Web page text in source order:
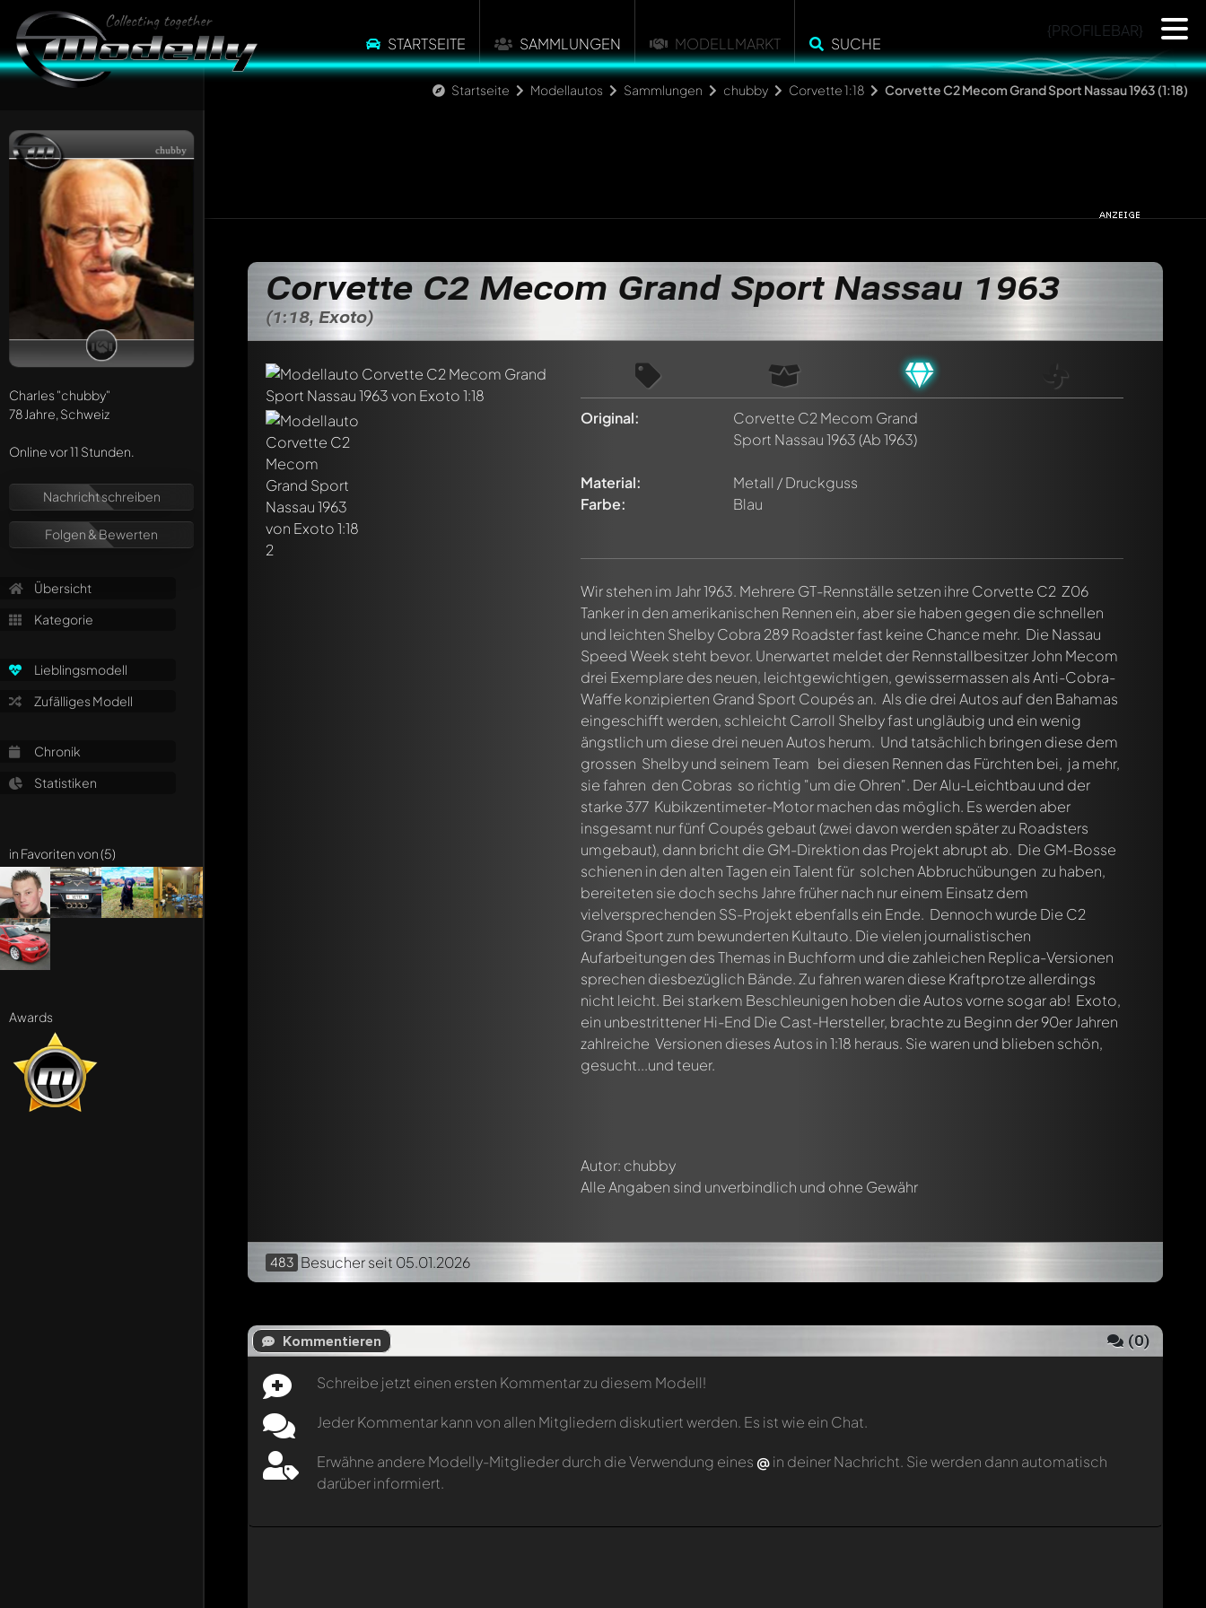
STARTSEITE SAMMLUNGEN MODELLMARKT SUCHE
{PROFILEBAR}
Startseite Modellautos Sammlungen chubby Corvette 1:18 Corvette C2 Mecom Grand Sport Nassau 1963 (1:18)
chubby
Charles "chubby"
78 Jahre, Schweiz
Online vor 11 Stunden.
Nachricht schreiben
Folgen & Bewerten
Übersicht
Kategorie
Lieblingsmodell
Zufälliges Modell
Chronik
Statistiken
in Favoriten von (5)
Awards
Corvette C2 Mecom Grand Sport Nassau 1963
(1:18, Exoto)
Original:
Corvette C2 Mecom Grand
Sport Nassau 1963(Ab 1963)
Material:
Metall / Druckguss
Farbe:
Blau
Wir stehen im Jahr 1963. Mehrere GT-Rennställe setzen ihre Corvette C2 Z06
Tanker in den amerikanischen Rennen ein, aber sie haben gegen die schnellen
und leichten Shelby Cobra 289 Roadster fast keine Chance mehr. Die Nassau
Speed Week steht bevor. Unerwartet meldet der Rennstallbesitzer John Mecom
drei Exemplare des neuen, leichtgewichtigen, gewissermassen als Anti-Cobra-
Waffe konzipierten Grand Sport Coupés an. Als die drei Autos auf den Bahamas
eingeschifft werden, schleicht Carroll Shelby fast ungläubig und ein wenig
ängstlich um diese drei neuen Autos herum. Und tatsächlich bringen diese dem
grossen Shelby und seinem Team bei diesen Rennen das Fürchten bei, ja mehr,
sie fahren den Cobras so richtig "um die Ohren". Der Alu-Leichtbau und der
starke 377 Kubikzentimeter-Motor machen das möglich. Es werden aber
insgesamt nur fünf Coupés gebaut (zwei davon werden später zu Roadsters
umgebaut), dann bricht die GM-Direktion das Projekt abrupt ab. Die GM-Bosse
schienen in den alten Tagen ein Talent für solchen Abbruchübungen zu haben,
bereiteten sie doch sechs Jahre früher nach nur einem Einsatz dem
vielversprechenden SS-Projekt ebenfalls ein Ende. Dennoch wurde Die C2
Grand Sport zum bewunderten Kultauto. Die vielen journalistischen
Aufarbeitungen des Themas in Buchform und die zahleichen Replica-Versionen
sprechen diesbezüglich Bände. Zu fahren waren diese Kraftprotze allerdings
nicht leicht. Bei starkem Beschleunigen hoben die Autos vorne sogar ab! Exoto,
ein unbestrittener Hi-End Die Cast-Hersteller, brachte zu Beginn der 90er Jahren
zahlreiche Versionen dieses Autos in 1:18 heraus. Sie waren und blieben schön,
gesucht...und teuer.
Autor: chubby
Alle Angaben sind unverbindlich und ohne Gewähr
483 Besucherseit 05.01.2026
Kommentieren (0)
Schreibe jetzt einen ersten Kommentar zu diesem Modell!
Jeder Kommentar kann von allen Mitgliedern diskutiert werden. Es ist wie ein Chat.
Erwähne andere Modelly-Mitglieder durch die Verwendung eines @in deiner Nachricht. Sie werden dann automatisch
darüber informiert.
Schreibe jetzt einen ersten Kommentar zu diesem Modell!
Jeder Kommentar kann von allen Mitgliedern diskutiert werden. Es ist wie ein Chat.
Erwähne andere Modelly-Mitglieder durch die Verwendung eines @ in deiner Nachricht. Sie werden dann automatisch darüber informiert.